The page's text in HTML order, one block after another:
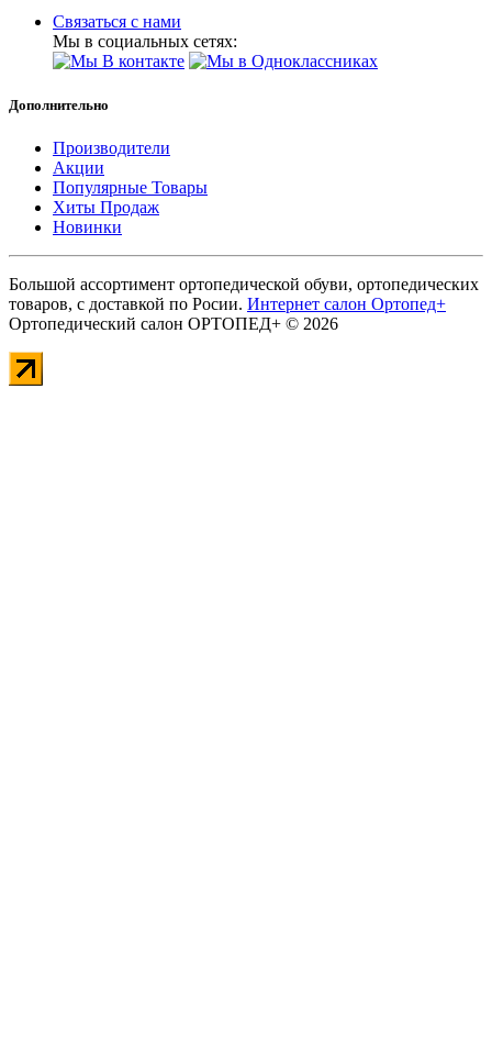
Связаться с нами
Мы в социальных сетях:
Дополнительно
Производители
Акции
Популярные Товары
Хиты Продаж
Новинки
Большой ассортимент ортопедической обуви, ортопедических
товаров, с доставкой по Росии. Интернет салон Ортопед+
Ортопедический салон ОРТОПЕД+ © 2026